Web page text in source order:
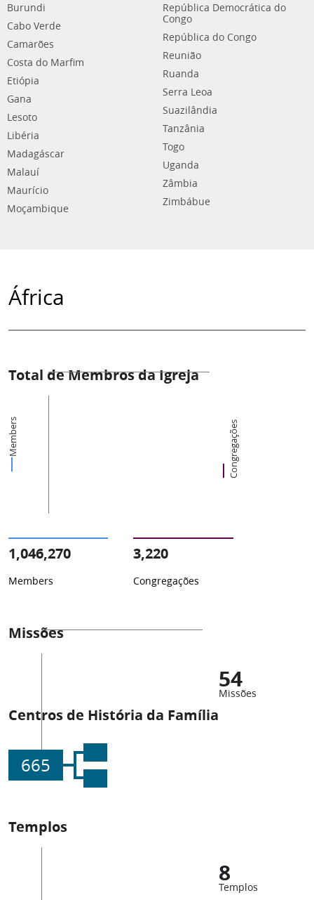
Burundi
Cabo Verde
Camarões
Costa do Marfim
Etiópia
Gana
Lesoto
Libéria
Madagáscar
Malauí
Maurício
Moçambique
República Democrática do
Congo
República do Congo
Reunião
Ruanda
Serra Leoa
Suazilândia
Tanzânia
Togo
Uganda
Zâmbia
Zimbábue
África
Total de Membros da Igreja
Members Congregações
1,046,270
Members
3,220
Congregações
Missões
54
Missões
Centros de História da Família
665
Templos
8
Templos